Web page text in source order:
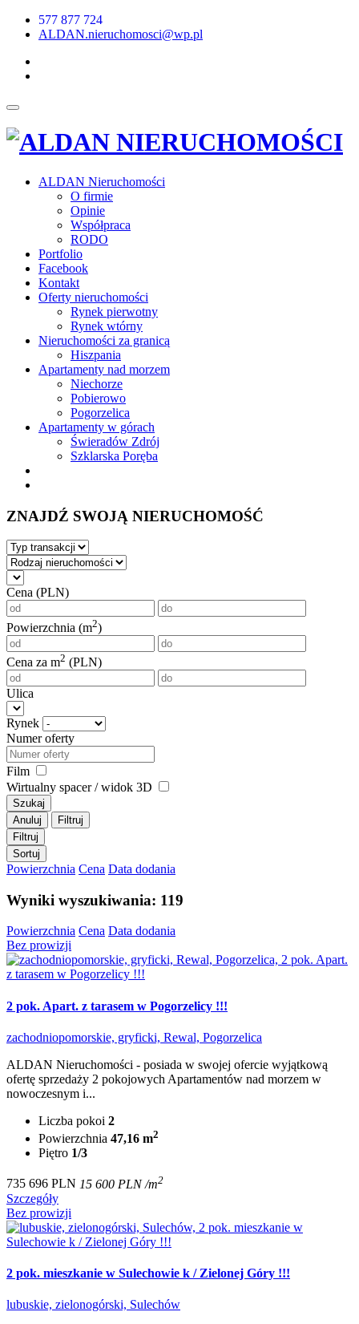
577 877 724
ALDAN.nieruchomosci@wp.pl
ALDAN Nieruchomości
O firmie
Opinie
Współpraca
RODO
Portfolio
Facebook
Kontakt
Oferty nieruchomości
Rynek pierwotny
Rynek wtórny
Nieruchomości za granicą
Hiszpania
Apartamenty nad morzem
Niechorze
Pobierowo
Pogorzelica
Apartamenty w górach
Świeradów Zdrój
Szklarska Poręba
ZNAJDŹ SWOJĄ NIERUCHOMOŚĆ
Cena (PLN)
Powierzchnia (m2)
Cena za m2 (PLN)
Ulica
Rynek
Numer oferty
Film
Wirtualny spacer / widok 3D
Szukaj
Anuluj
Filtruj
Filtruj
Sortuj
Powierzchnia Cena Data dodania
Wyniki wyszukiwania: 119
Powierzchnia Cena Data dodania
Bez prowizji
2 pok. Apart. z tarasem w Pogorzelicy !!!
zachodniopomorskie, gryficki, Rewal, Pogorzelica
ALDAN Nieruchomości - posiada w swojej ofercie wyjątkową
ofertę sprzedaży 2 pokojowych Apartamentów nad morzem w
nowoczesnym i...
Liczba pokoi 2
Powierzchnia 47,16 m2
Piętro 1/3
735 696 PLN 15 600 PLN /m2
Szczegóły
Bez prowizji
2 pok. mieszkanie w Sulechowie k / Zielonej Góry !!!
lubuskie, zielonogórski, Sulechów